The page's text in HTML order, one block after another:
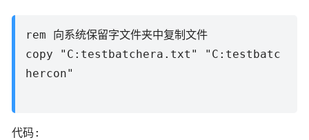
rem 向系统保留字文件夹中复制文件
copy "C:testbatchera.txt" "C:testbatc
hercon"
代码: